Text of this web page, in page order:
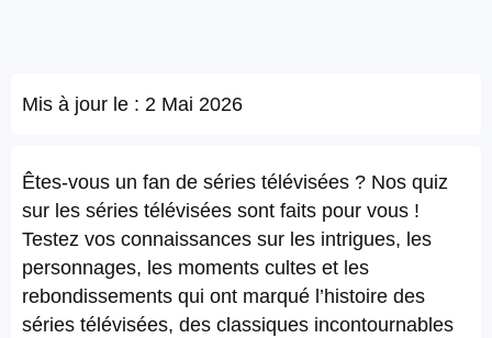
Mis à jour le : 2 Mai 2026
Êtes-vous un fan de séries télévisées ? Nos quiz
sur les séries télévisées sont faits pour vous !
Testez vos connaissances sur les intrigues, les
personnages, les moments cultes et les
rebondissements qui ont marqué l’histoire des
séries télévisées, des classiques incontournables